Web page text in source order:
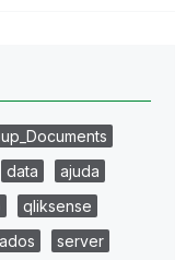
data
ajuda
qliksense
server